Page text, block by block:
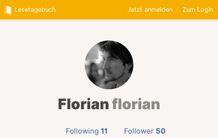
Lesetagebuch Jetzt anmelden Zum Login
Florianflorian
Following 11 Follower 50